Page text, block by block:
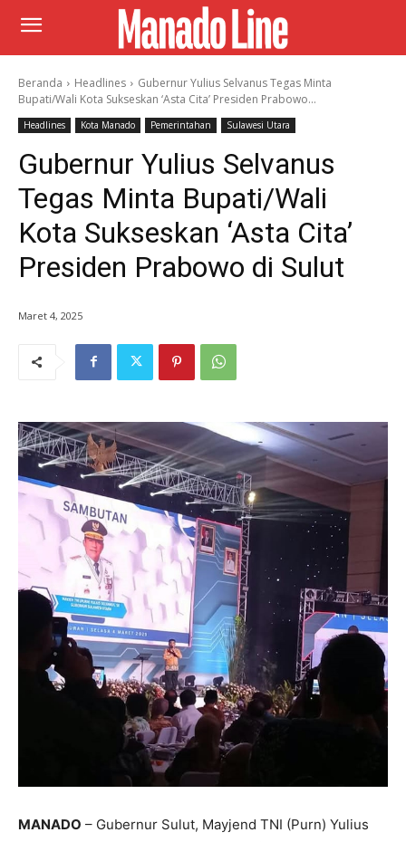
Beranda Headlines
Gubernur Yulius Selvanus Tegas Minta
Bupati/Wali Kota Sukseskan ‘Asta Cita’ Presiden Prabowo...
Headlines Kota Manado Pemerintahan Sulawesi Utara
Gubernur Yulius Selvanus
Tegas Minta Bupati/Wali
Kota Sukseskan ‘Asta Cita’
Presiden Prabowo di Sulut
Maret 4, 2025
MANADO – Gubernur Sulut, Mayjend TNI (Purn) Yulius